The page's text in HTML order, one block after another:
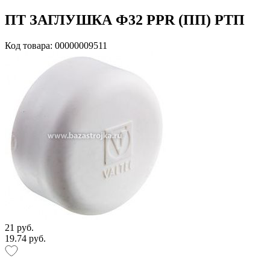
ПТ ЗАГЛУШКА Ф32 PPR (ПП) РТП
Код товара: 00000009511
21 руб.
19.74 руб.